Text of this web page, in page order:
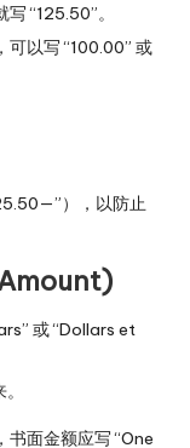
“125.50”。
以写 “100.00” 或
），以防止
或 “Dollars et
面金额应写 “One